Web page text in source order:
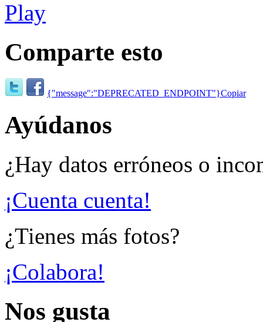
Comparte esto
{"message":"DEPRECATED_ENDPOINT"}Copiar
Ayúdanos
¿Hay datos erróneos o
¡Cuenta cuenta!
¿Tienes más fotos?
¡Colabora!
Nos gusta